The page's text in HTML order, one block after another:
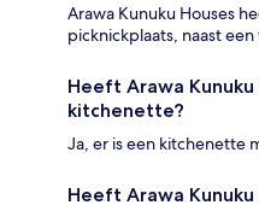
Arawa Kunuku Houses
picknickplaats, naast een
Heeft Arawa
kitchenette?
Ja, er is een kitchenette
Heeft Arawa